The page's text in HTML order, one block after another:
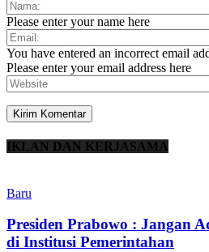
Please enter your name here
You have entered an incorrect email
Please enter your email address here
IKLAN DAN KERJASAMA
Baru
Presiden Prabowo : Jangan
di Institusi Pemerintahan